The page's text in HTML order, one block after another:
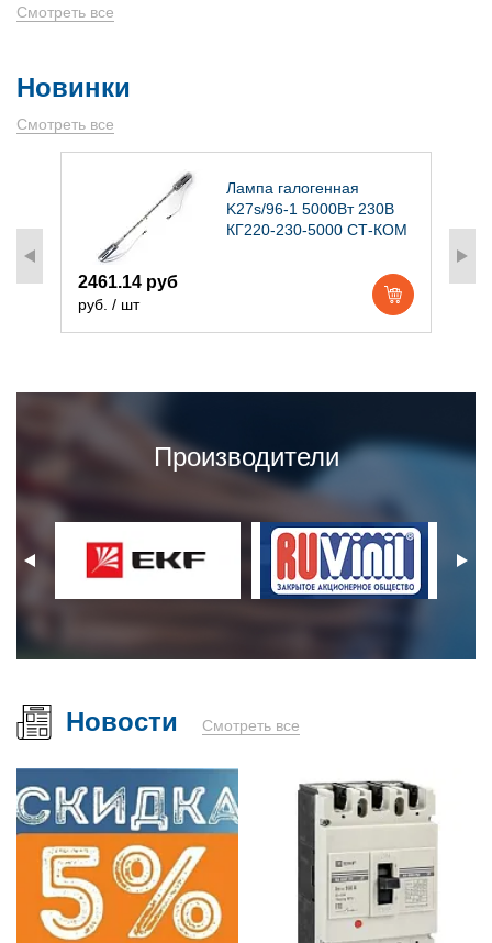
Смотреть все
Новинки
Смотреть все
Лампа галогенная
K27s/96-1 5000Вт 230В
КГ220-230-5000 СТ-КОМ
2461.14 руб
руб. / шт
Производители
Новости Смотреть все